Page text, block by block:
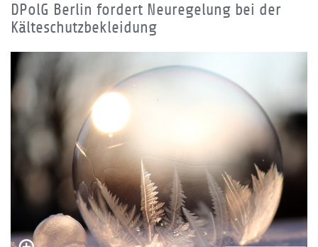
DPolG Berlin fordert Neuregelung bei der
Kälteschutzbekleidung